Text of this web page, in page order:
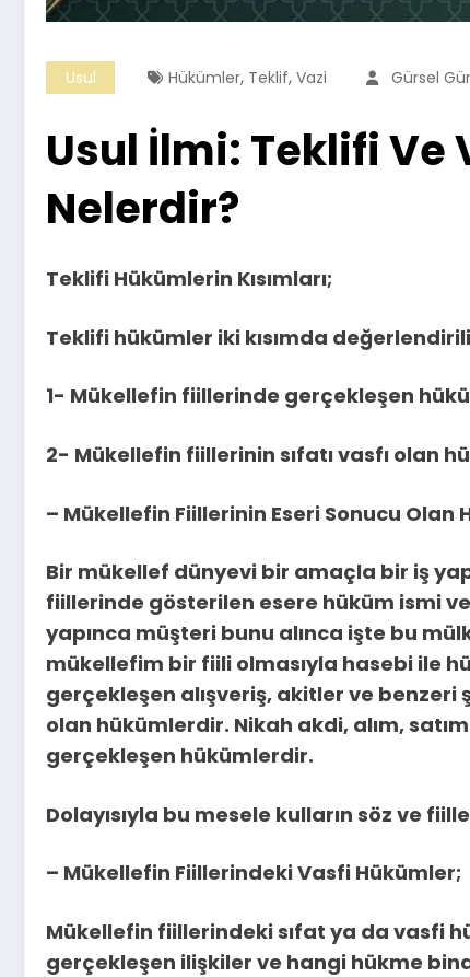
Usul Hükümler, Teklif, Vazi Gürsel
Usul İlmi: Teklifi Ve
Nelerdir?
Teklifi Hükümlerin Kısımları;
Teklifi hükümler iki kısımda
1- Mükellefin fiillerinde gerçekleşen
2- Mükellefin fiillerinin sıfatı vasfı olan
– Mükellefin Fiillerinin Eseri Sonucu Olan
Bir mükellef dünyevi bir amaçla bir iş
fiillerinde gösterilen esere hüküm ismi
yapınca müşteri bunu alınca işte bu
mükellefim bir fiili olmasıyla hasebi ile
gerçekleşen alışveriş, akitler ve
olan hükümlerdir. Nikah akdi, alım,
gerçekleşen hükümlerdir.
Dolayısıyla bu mesele kulların söz ve
– Mükellefin Fiillerindeki Vasfi Hükümler;
Mükellefin fiillerindeki sıfat ya da vasfi
gerçekleşen ilişkiler ve hangi hükme